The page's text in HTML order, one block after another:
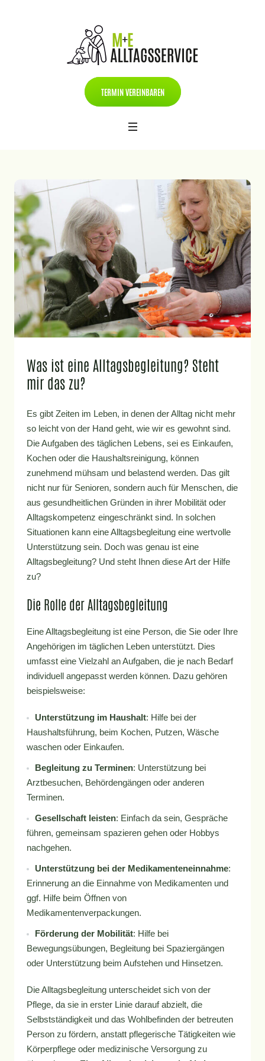
TERMIN VEREINBAREN
Was ist eine Alltagsbegleitung? Steht
mir das zu?
Es gibt Zeiten im Leben, in denen der Alltag nicht mehr
so leicht von der Hand geht, wie wir es gewohnt sind.
Die Aufgaben des täglichen Lebens, sei es Einkaufen,
Kochen oder die Haushaltsreinigung, können
zunehmend mühsam und belastend werden. Das gilt
nicht nur für Senioren, sondern auch für Menschen, die
aus gesundheitlichen Gründen in ihrer Mobilität oder
Alltagskompetenz eingeschränkt sind. In solchen
Situationen kann eine Alltagsbegleitung eine wertvolle
Unterstützung sein. Doch was genau ist eine
Alltagsbegleitung? Und steht Ihnen diese Art der Hilfe
zu?
Die Rolle der Alltagsbegleitung
Eine Alltagsbegleitung ist eine Person, die Sie oder Ihre
Angehörigen im täglichen Leben unterstützt. Dies
umfasst eine Vielzahl an Aufgaben, die je nach Bedarf
individuell angepasst werden können. Dazu gehören
beispielsweise:
Unterstützung im Haushalt: Hilfe bei der
Haushaltsführung, beim Kochen, Putzen, Wäsche
waschen oder Einkaufen.
Begleitung zu Terminen: Unterstützung bei
Arztbesuchen, Behördengängen oder anderen
Terminen.
Gesellschaft leisten: Einfach da sein, Gespräche
führen, gemeinsam spazieren gehen oder Hobbys
nachgehen.
Unterstützung bei der Medikamenteneinnahme:
Erinnerung an die Einnahme von Medikamenten und
ggf. Hilfe beim Öffnen von
Medikamentenverpackungen.
Förderung der Mobilität: Hilfe bei
Bewegungsübungen, Begleitung bei Spaziergängen
oder Unterstützung beim Aufstehen und Hinsetzen.
Die Alltagsbegleitung unterscheidet sich von der
Pflege, da sie in erster Linie darauf abzielt, die
Selbstständigkeit und das Wohlbefinden der betreuten
Person zu fördern, anstatt pflegerische Tätigkeiten wie
Körperpflege oder medizinische Versorgung zu